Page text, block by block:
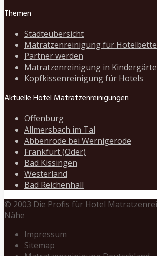
Themen
Städteübersicht
Matratzenreinigung für
Partner werden
Matratzenreinigung in
Kopfkissenreinigung für Hotels
Aktuelle Hotel Matratzenreinigungen
Offenburg
Allmersbach im Tal
Abbenrode bei Wernigerode
Frankfurt (Oder)
Bad Kissingen
Westerland
Bad Reichenhall
© 2003 Die Profis für Hotel
Nähe
Impressum
Sitemap